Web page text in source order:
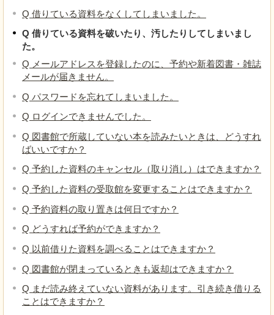
Q 借りている資料をなくしてしまいました。
Q 借りている資料を破いたり、汚したりしてしまいまし
た。
Q メールアドレスを登録したのに、予約や新着図書・雑誌
メールが届きません。
Q パスワードを忘れてしまいました。
Q ログインできませんでした。
Q 図書館で所蔵していない本を読みたいときは、どうすれ
ばいいですか？
Q 予約した資料のキャンセル（取り消し）はできますか？
Q 予約した資料の受取館を変更することはできますか？
Q 予約資料の取り置きは何日ですか？
Q どうすれば予約ができますか？
Q 以前借りた資料を調べることはできますか？
Q 図書館が閉まっているときも返却はできますか？
Q まだ読み終えていない資料があります。引き続き借りる
ことはできますか？